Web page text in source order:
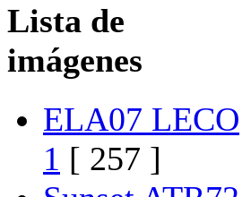
Lista de
imágenes
ELA07 LECO
1 [ 257 ]